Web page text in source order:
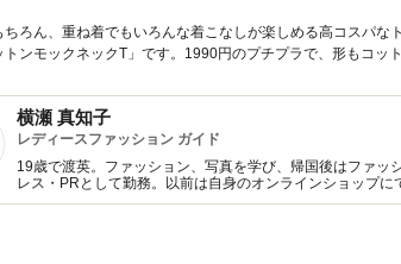
ちろん、重ね着でもいろんな着こなしが楽しめる高コスパ
トンモックネックT」です。1990円のプチプラで、形もコッ
横瀬 真知子
レディースファッション ガイド
19歳で渡英。ファッション、写真を学び、帰国後はファ
レス・PRとして勤務。以前は自身のオンラインショップ
得た知識をもとに、フレッシュなファッション情報をご提